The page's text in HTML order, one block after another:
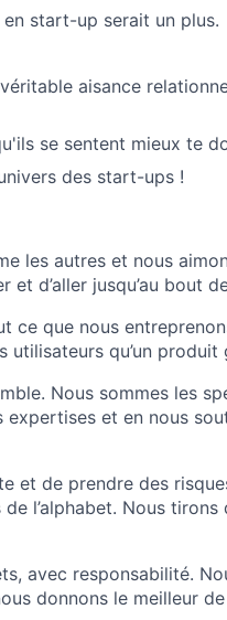
start-up serait un plus.
aisance
se sentent mieux te
des start-ups !
les autres et nous
d’aller jusqu’au bout
ce que nous
utilisateurs qu’un produit
Nous sommes les
et en nous
et de prendre des
l’alphabet. Nous tirons
avec responsabilité.
donnons le meilleur